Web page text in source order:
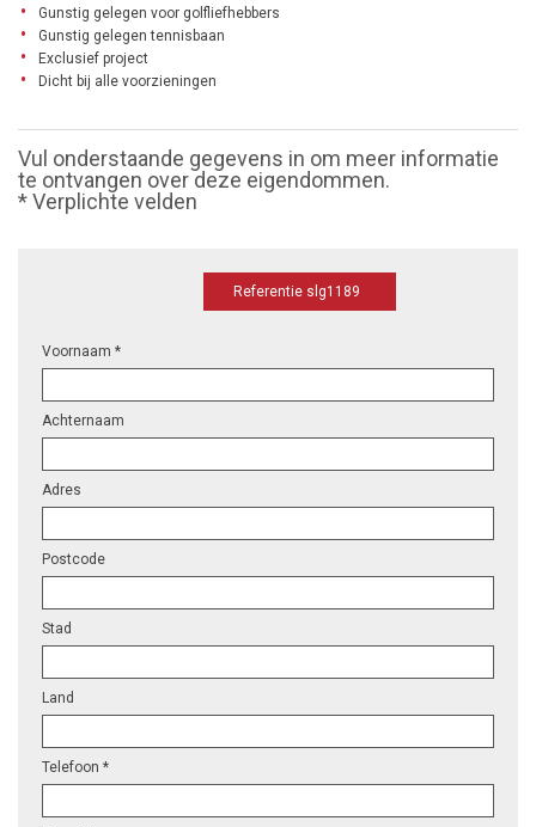
Gunstig gelegen voor golfliefhebbers
Gunstig gelegen tennisbaan
Exclusief project
Dicht bij alle voorzieningen
Vul onderstaande gegevens in om meer informatie
te ontvangen over deze eigendommen.
* Verplichte velden
Referentie slg1189
Voornaam *
Achternaam
Adres
Postcode
Stad
Land
Telefoon *